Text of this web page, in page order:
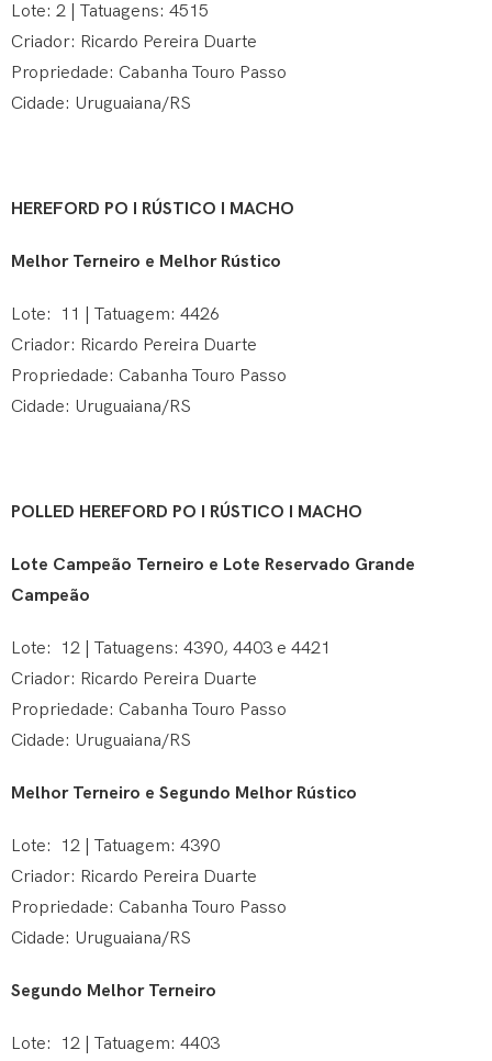
Lote: 2 | Tatuagens: 4515
Criador: Ricardo Pereira Duarte
Propriedade: Cabanha Touro Passo
Cidade: Uruguaiana/RS
HEREFORD PO I RÚSTICO I MACHO
Melhor Terneiro e Melhor Rústico
Lote: 11 | Tatuagem: 4426
Criador: Ricardo Pereira Duarte
Propriedade: Cabanha Touro Passo
Cidade: Uruguaiana/RS
POLLED HEREFORD PO I RÚSTICO I MACHO
Lote Campeão Terneiro e Lote Reservado Grande
Campeão
Lote: 12 | Tatuagens: 4390, 4403 e 4421
Criador: Ricardo Pereira Duarte
Propriedade: Cabanha Touro Passo
Cidade: Uruguaiana/RS
Melhor Terneiro e Segundo Melhor Rústico
Lote: 12 | Tatuagem: 4390
Criador: Ricardo Pereira Duarte
Propriedade: Cabanha Touro Passo
Cidade: Uruguaiana/RS
Segundo Melhor Terneiro
Lote: 12 | Tatuagem: 4403